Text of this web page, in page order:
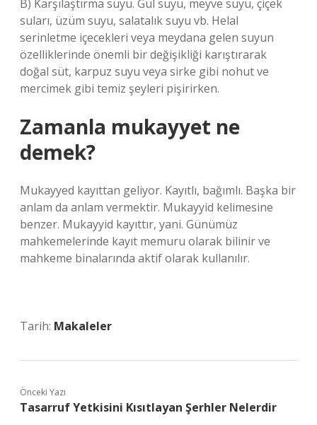
B) Karşılaştırma suyu. Gül suyu, meyve suyu, çiçek
suları, üzüm suyu, salatalık suyu vb. Helal
serinletme içecekleri veya meydana gelen suyun
özelliklerinde önemli bir değişikliği karıştırarak
doğal süt, karpuz suyu veya sirke gibi nohut ve
mercimek gibi temiz şeyleri pişirirken.
Zamanla mukayyet ne
demek?
Mukayyed kayıttan geliyor. Kayıtlı, bağımlı. Başka bir
anlam da anlam vermektir. Mukayyid kelimesine
benzer. Mukayyid kayıttır, yani. Günümüz
mahkemelerinde kayıt memuru olarak bilinir ve
mahkeme binalarında aktif olarak kullanılır.
Tarih: Makaleler
Önceki Yazı
Tasarruf Yetkisini Kısıtlayan Şerhler Nelerdir